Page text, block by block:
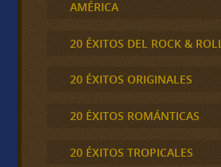
AMÉRICA
20 ÉXITOS DEL ROCK & ROLL
20 ÉXITOS ORIGINALES
20 ÉXITOS ROMÁNTICAS
20 ÉXITOS TROPICALES